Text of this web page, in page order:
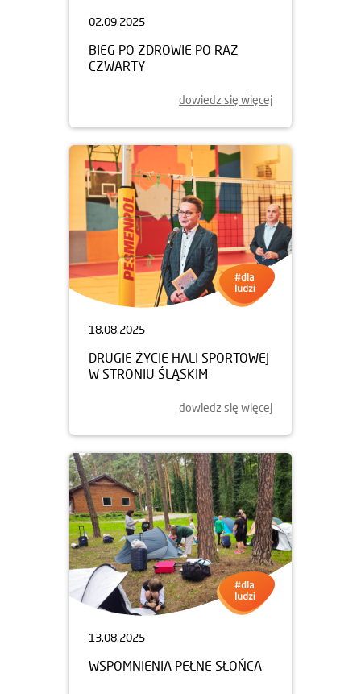
02.09.2025
BIEG PO ZDROWIE PO RAZ
CZWARTY
dowiedz się więcej
18.08.2025
DRUGIE ŻYCIE HALI SPORTOWEJ
W STRONIU ŚLĄSKIM
dowiedz się więcej
13.08.2025
WSPOMNIENIA PEŁNE SŁOŃCA